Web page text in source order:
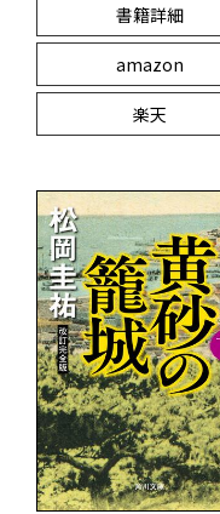
書籍詳細
amazon
楽天